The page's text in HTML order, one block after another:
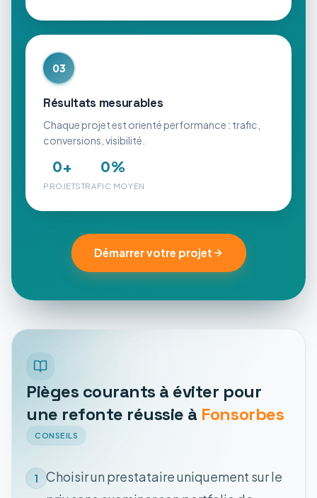
03
Résultats mesurables
Chaque projet est orienté performance : trafic,
conversions, visibilité.
0+
PROJETS
0%
TRAFIC MOYEN
Démarrer votre projet
Pièges courants à éviter pour
une refonte réussie à Fonsorbes
CONSEILS
1
Choisir un prestataire uniquement sur le